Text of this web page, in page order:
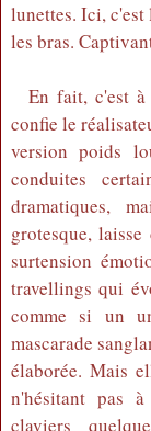
lunettes. Ici, c'est
les bras.
En fait, c'est à
confie le
version poids
conduites
dramatiques,
grotesque,
surtension
travellings qui
comme si un
mascarade
élaborée. Mais
n'hésitant pas
claviers